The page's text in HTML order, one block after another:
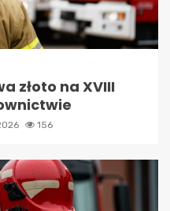
złoto na XVIII
156